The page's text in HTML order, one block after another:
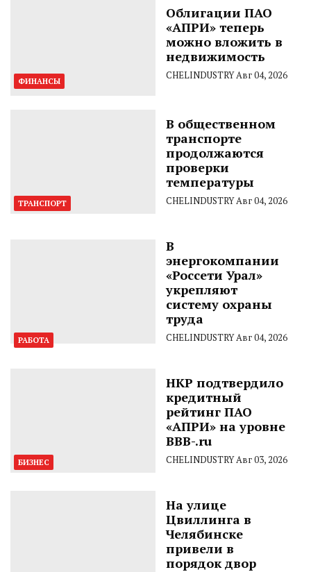
ФИНАНСЫ
Облигации ПАО
«АПРИ» теперь
можно вложить в
недвижимость
CHELINDUSTRYАвг 04, 2026
ТРАНСПОРТ
В общественном
транспорте
продолжаются
проверки
температуры
CHELINDUSTRYАвг 04, 2026
РАБОТА
В
энергокомпании
«Россети Урал»
укрепляют
систему охраны
труда
CHELINDUSTRYАвг 04, 2026
БИЗНЕС
НКР подтвердило
кредитный
рейтинг ПАО
«АПРИ» на уровне
BBB-.ru
CHELINDUSTRYАвг 03, 2026
На улице
Цвиллинга в
Челябинске
привели в
порядок двор